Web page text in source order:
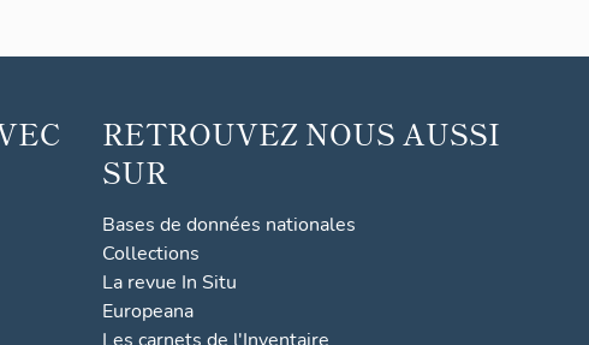
RETROUVEZ NOUS AUSSI
SUR
Bases de données nationales
Collections
La revue In Situ
Europeana